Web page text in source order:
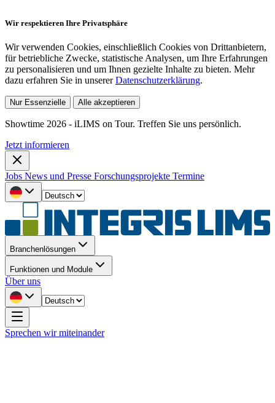
Wir respektieren Ihre Privatsphäre
Wir verwenden Cookies, einschließlich Cookies von Drittanbietern,
für betriebliche Zwecke, statistische Analysen, um Ihre Erfahrungen
zu personalisieren und um Ihnen gezielte Inhalte zu bieten. Mehr
dazu erfahren Sie in unsererDatenschutzerklärung.
Nur Essenzielle Alle akzeptieren
Showtime 2026 - iLIMS on Tour. Treffen Sie uns persönlich.
Jetzt informieren
Jobs News und Presse Forschungsprojekte Termine
Branchenlösungen
Funktionen und Module
Über uns
Sprechen wir miteinander